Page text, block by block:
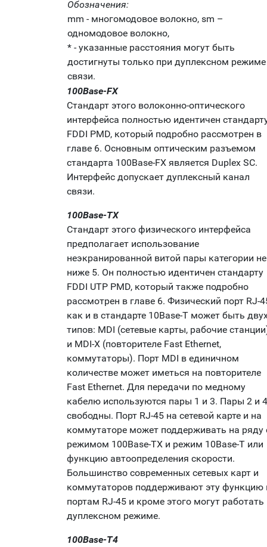
Обозначения:
mm - многомодовое волокно, sm –
одномодовое волокно,
* - указанные расстояния могут быть
достигнуты только при дуплексном режиме
связи.
100Base-FX
Стандарт этого волоконно-оптического
интерфейса полностью идентичен
FDDI PMD, который подробно рассмотрен в
главе 6. Основным оптическим разъемом
стандарта 100Base-FX является Duplex SC.
Интерфейс допускает дуплексный канал
связи.
100Base-TX
Стандарт этого физического интерфейса
предполагает использование
неэкранированной витой пары категории не
ниже 5. Он полностью идентичен стандарту
FDDI UTP PMD, который также подробно
рассмотрен в главе 6. Физический порт RJ-
как и в стандарте 10Base-T может быть
типов: MDI (сетевые карты, рабочие
и MDI-X (повторителе Fast Ethernet,
коммутаторы). Порт MDI в единичном
количестве может иметься на повторителе
Fast Ethernet. Для передачи по медному
кабелю используются пары 1 и 3. Пары 2 и
свободны. Порт RJ-45 на сетевой карте и на
коммутаторе может поддерживать на ряду
режимом 100Base-TX и режим 10Base-T или
функцию автоопределения скорости.
Большинство современных сетевых карт и
коммутаторов поддерживают эту функцию
портам RJ-45 и кроме этого могут работать
дуплексном режиме.
100Base-T4